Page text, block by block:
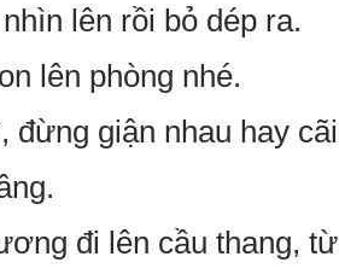
lên rồi bỏ dép ra.
lên phòng nhé.
đừng giận nhau hay
đi lên cầu thang,